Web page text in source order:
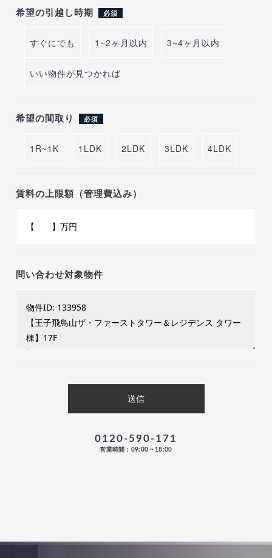
希望の引越し時期 必須
すぐにでも 1~2ヶ月以内 3~4ヶ月以内
いい物件が見つかれば
希望の間取り 必須
1R~1K 1LDK 2LDK 3LDK 4LDK
賃料の上限額（管理費込み）
問い合わせ対象物件
0120-590-171
営業時間：09:00 ~ 18:00